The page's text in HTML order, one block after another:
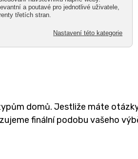
domů. Jestliže máte
finální podobu vašeho